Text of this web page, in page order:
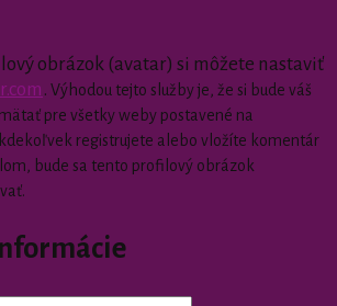
obrázok (avatar) si môžete nastaviť
. Výhodou tejto služby je, že si bude váš
pre všetky weby postavené na
registrujete alebo vložíte komentár
bude sa tento profilový obrázok